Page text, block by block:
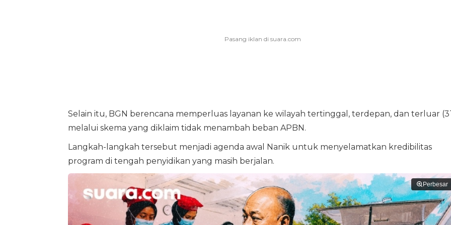
Selain itu, BGN berencana memperluas layanan ke wilayah tertinggal, terdepan, dan terluar
melalui skema yang diklaim tidak menambah beban APBN.
Langkah-langkah tersebut menjadi agenda awal Nanik untuk menyelamatkan kredibilitas
program di tengah penyidikan yang masih berjalan.
Perbesar